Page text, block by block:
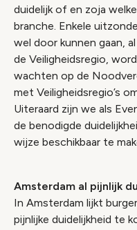
duidelijk of en zoja
branche. Enkele
wel door kunnen gaan,
de Veiligheidsregio,
wachten op de
met Veiligheidsregio’s
Uiteraard zijn we als
de benodigde
wijze beschikbaar te
Amsterdam al pijnlijk
In Amsterdam lijkt
pijnlijke duidelijkheid te